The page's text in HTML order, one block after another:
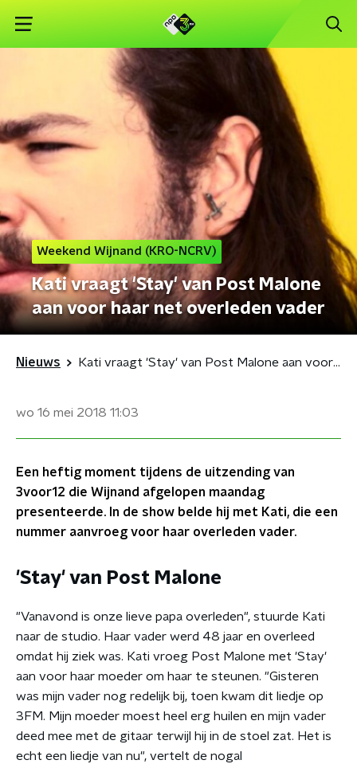
Weekend Wijnand (KRO-NCRV)
Kati vraagt 'Stay' van Post Malone
aan voor haar net overleden vader
Nieuws Kati vraagt 'Stay' van Post Malone aan voor haar net overleden vader
wo 16 mei 2018 11:03
Een heftig moment tijdens de uitzending van
3voor12 die Wijnand afgelopen maandag
presenteerde. In de show belde hij met Kati, die een
nummer aanvroeg voor haar overleden vader.
'Stay' van Post Malone
"Vanavond is onze lieve papa overleden", stuurde Kati
naar de studio. Haar vader werd 48 jaar en overleed
omdat hij ziek was. Kati vroeg Post Malone met 'Stay'
aan voor haar moeder om haar te steunen. "Gisteren
was mijn vader nog redelijk bij, toen kwam dit liedje op
3FM. Mijn moeder moest heel erg huilen en mijn vader
deed mee met de gitaar terwijl hij in de stoel zat. Het is
echt een liedje van nu", vertelt de nogal